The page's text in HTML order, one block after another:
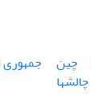
چین
جمهوری
چالشها